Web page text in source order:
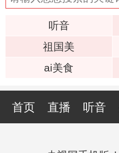
听音
祖国美
ai美食
首页 直播 听音